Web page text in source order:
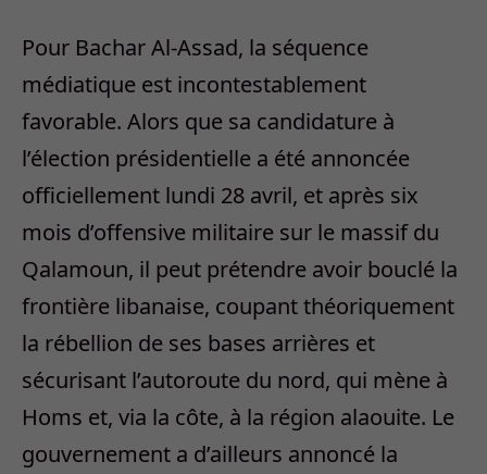
Pour Bachar Al-Assad, la séquence
médiatique est incontestablement
favorable. Alors que sa candidature à
l’élection présidentielle a été annoncée
officiellement lundi 28 avril, et après six
mois d’offensive militaire sur le massif du
Qalamoun, il peut prétendre avoir bouclé la
frontière libanaise, coupant théoriquement
la rébellion de ses bases arrières et
sécurisant l’autoroute du nord, qui mène à
Homs et, via la côte, à la région alaouite. Le
gouvernement a d’ailleurs annoncé la